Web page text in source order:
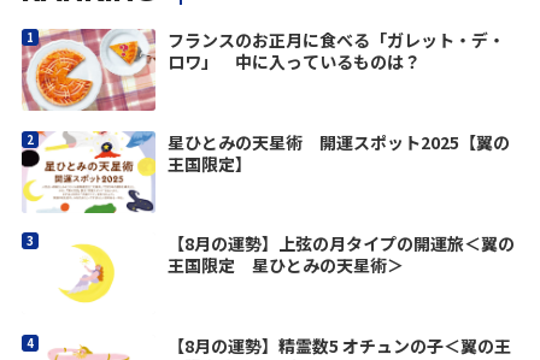
フランスのお正月に食べる「ガレット・デ・
ロワ」 中に入っているものは？
星ひとみの天星術 開運スポット2025【翼の
王国限定】
【8月の運勢】上弦の月タイプの開運旅＜翼の
王国限定 星ひとみの天星術＞
【8月の運勢】精霊数5 オチュンの子＜翼の王